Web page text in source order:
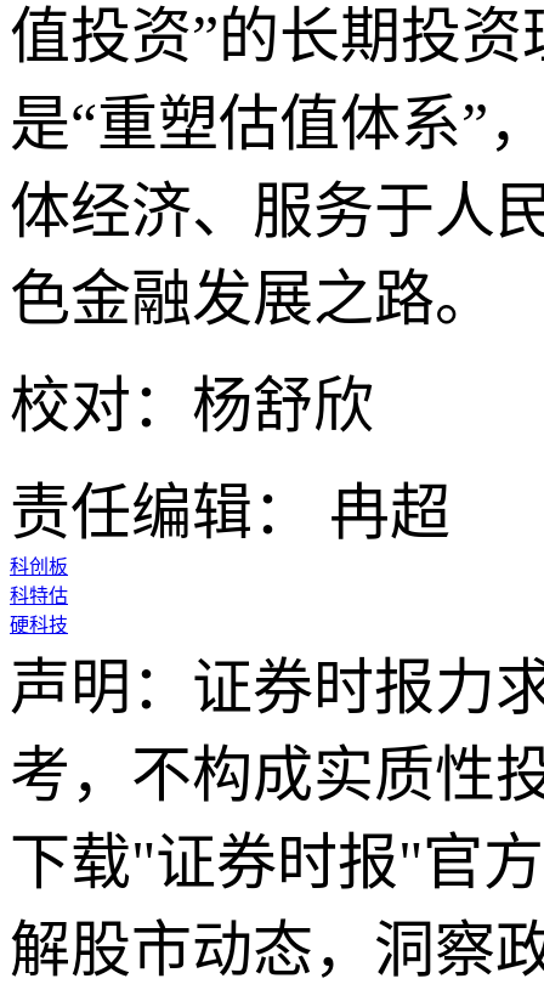
值投资”的长期投
是“重塑估值体系”
体经济、服务于人
色金融发展之路。
校对：杨舒欣
责任编辑： 冉超
科创板
科特估
硬科技
声明：证券时报力
考，不构成实质性
下载"证券时报"官
解股市动态，洞察